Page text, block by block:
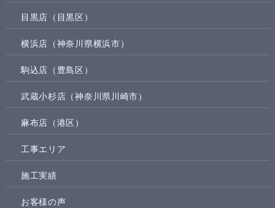
目黒店（目黒区）
横浜店（神奈川県横浜市）
駒込店（豊島区）
武蔵小杉店（神奈川県川崎市）
麻布店（港区）
工事エリア
施工実績
お客様の声